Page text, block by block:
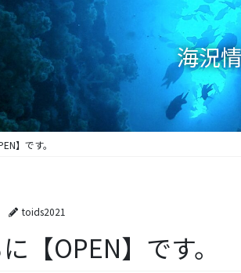
海況
】です。
toids2021
【OPEN】です。